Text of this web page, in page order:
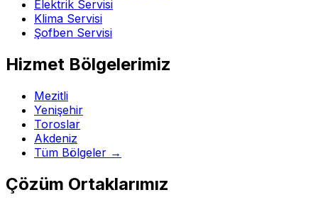
Elektrik Servisi
Klima Servisi
Şofben Servisi
Hizmet Bölgelerimiz
Mezitli
Yenişehir
Toroslar
Akdeniz
Tüm Bölgeler →
Çözüm Ortaklarımız